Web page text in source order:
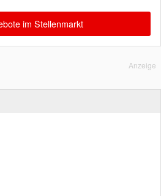
im Stellenmarkt
Anzeige